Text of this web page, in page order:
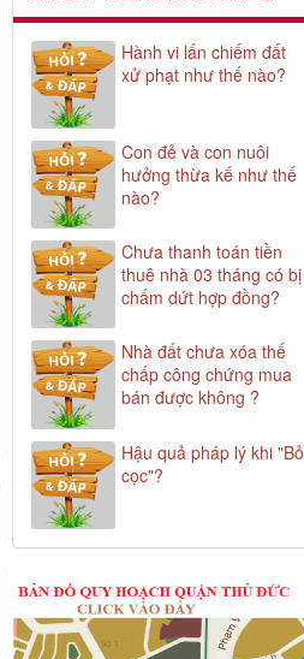
Hành vi lấn chiếm đất
xử phạt như thế nào?
Con đẻ và con nuôi
hưởng thừa kế như thế
nào?
Chưa thanh toán tiền
thuê nhà 03 tháng có bị
chấm dứt hợp đồng?
Nhà đất chưa xóa thế
chấp công chứng mua
bán được không ?
Hậu quả pháp lý khi "Bỏ
cọc"?